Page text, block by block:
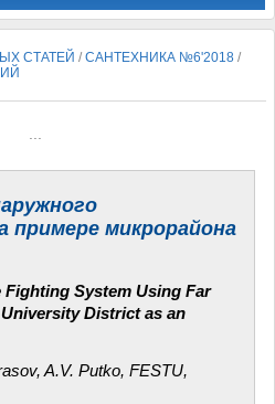
СТАТЕЙ /САНТЕХНИКА №6'2018 /
примере микрорайона
System Using Far
District as an
A.V. Putko, FESTU,